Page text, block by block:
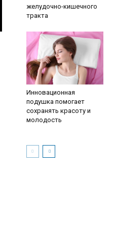
желудочно-кишечного
тракта
Инновационная
подушка помогает
сохранять красоту и
молодость